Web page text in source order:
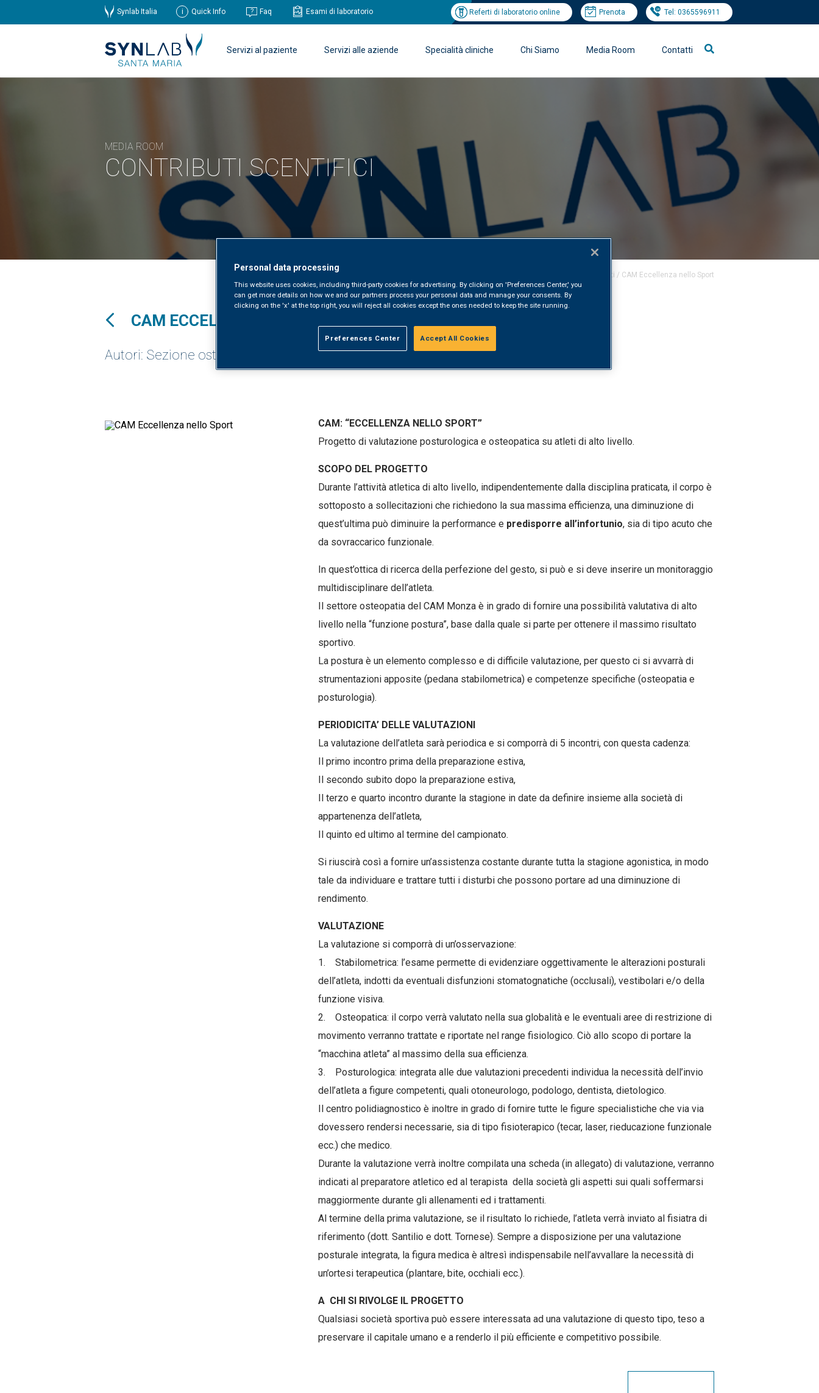
Synlab Italia Quick Info Faq Esami di laboratorio Referti di laboratorio online Prenota Tel: 0365596911
Servizi al paziente Servizi alle aziende Specialità cliniche Chi Siamo Media Room Contatti
MEDIA ROOM
CONTRIBUTI SCENTIFICI
Contributi / CAM Eccellenza nello Sport
CAM ECCELLENZA NELLO SPORT
Autori: Sezione osteopatia CAM
CAM: “ECCELLENZA NELLO SPORT”
Progetto di valutazione posturologica e osteopatica su atleti di alto livello.
SCOPO DEL PROGETTO
Durante l’attività atletica di alto livello, indipendentemente dalla disciplina praticata, il corpo è
sottoposto a sollecitazioni che richiedono la sua massima efficienza, una diminuzione di
quest’ultima può diminuire la performance e predisporre all’infortunio, sia di tipo acuto che
da sovraccarico funzionale.
In quest’ottica di ricerca della perfezione del gesto, si può e si deve inserire un monitoraggio
multidisciplinare dell’atleta.
Il settore osteopatia del CAM Monza è in grado di fornire una possibilità valutativa di alto
livello nella “funzione postura”, base dalla quale si parte per ottenere il massimo risultato
sportivo.
La postura è un elemento complesso e di difficile valutazione, per questo ci si avvarrà di
strumentazioni apposite (pedana stabilometrica) e competenze specifiche (osteopatia e
posturologia).
PERIODICITA’ DELLE VALUTAZIONI
La valutazione dell’atleta sarà periodica e si comporrà di 5 incontri, con questa cadenza:
Il primo incontro prima della preparazione estiva,
Il secondo subito dopo la preparazione estiva,
Il terzo e quarto incontro durante la stagione in date da definire insieme alla società di
appartenenza dell’atleta,
Il quinto ed ultimo al termine del campionato.
Si riuscirà così a fornire un’assistenza costante durante tutta la stagione agonistica, in modo
tale da individuare e trattare tutti i disturbi che possono portare ad una diminuzione di
rendimento.
VALUTAZIONE
La valutazione si comporrà di un’osservazione:
1. Stabilometrica: l’esame permette di evidenziare oggettivamente le alterazioni posturali
dell’atleta, indotti da eventuali disfunzioni stomatognatiche (occlusali), vestibolari e/o della
funzione visiva.
2. Osteopatica: il corpo verrà valutato nella sua globalità e le eventuali aree di restrizione di
movimento verranno trattate e riportate nel range fisiologico. Ciò allo scopo di portare la
“macchina atleta” al massimo della sua efficienza.
3. Posturologica: integrata alle due valutazioni precedenti individua la necessità dell’invio
dell’atleta a figure competenti, quali otoneurologo, podologo, dentista, dietologico.
Il centro polidiagnostico è inoltre in grado di fornire tutte le figure specialistiche che via via
dovessero rendersi necessarie, sia di tipo fisioterapico (tecar, laser, rieducazione funzionale
ecc.) che medico.
Durante la valutazione verrà inoltre compilata una scheda (in allegato) di valutazione, verranno
indicati al preparatore atletico ed al terapista della società gli aspetti sui quali soffermarsi
maggiormente durante gli allenamenti ed i trattamenti.
Al termine della prima valutazione, se il risultato lo richiede, l’atleta verrà inviato al fisiatra di
riferimento (dott. Santilio e dott. Tornese). Sempre a disposizione per una valutazione
posturale integrata, la figura medica è altresì indispensabile nell’avvallare la necessità di
un’ortesi terapeutica (plantare, bite, occhiali ecc.).
A CHI SI RIVOLGE IL PROGETTO
Qualsiasi società sportiva può essere interessata ad una valutazione di questo tipo, teso a
preservare il capitale umano e a renderlo il più efficiente e competitivo possibile.
Personal data processing
This website uses cookies, including third-party cookies for advertising. By clicking on 'Preferences Center,' you
can get more details on how we and our partners process your personal data and manage your consents. By
clicking on the 'x' at the top right, you will reject all cookies except the ones needed to keep the site running.
Preferences Center Accept All Cookies